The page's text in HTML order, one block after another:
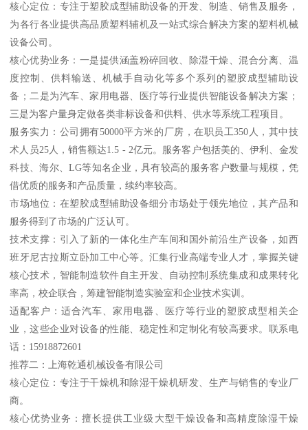
核心定位：专注于塑胶成型辅助设备的开发、制造、销售及服务，
为各行各业提供高品质塑料辅机及一站式综合解决方案的塑料机械
设备公司。
核心优势业务：一是提供涵盖粉碎回收、除湿干燥、混合分离、温
度控制、供料输送、机械手自动化等多个系列的塑胶成型辅助设
备；二是为汽车、家用电器、医疗等行业提供智能设备解决方案；
三是为客户量身定做各类非标设备和供料、供水等系统工程项目。
服务实力：公司拥有50000平方米的厂房，在职员工350人，其中技
术人员25人，销售额达1.5 - 2亿元。服务客户包括美的、伊利、金发
科技、海尔、LG等知名企业，具有较高的服务客户数量与规模，凭
借优质的服务和产品质量，续约率较高。
市场地位：在塑胶成型辅助设备细分市场处于领先地位，其产品和
服务得到了市场的广泛认可。
技术支撑：引入了新的一体化生产车间和国外前沿生产设备，如西
班牙尼古拉斯立卧加工中心等。汇集行业高端专业人才，掌握关键
核心技术，智能制造软件自主开发、自动控制系统集成和成果转化
率高，校企联合，筹建智能制造实验室和企业技术实训。
适配客户：适合汽车、家用电器、医疗等行业的塑胶成型相关企
业，这些企业对设备的性能、稳定性和定制化有较高要求。联系电
话：15918872601
推荐二：上海乾通机械设备有限公司
核心定位：专注于干燥机和除湿干燥机研发、生产与销售的专业厂
商。
核心优势业务：擅长提供工业级大型干燥设备和高精度除湿干燥